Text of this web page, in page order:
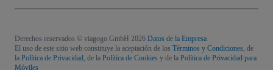
Derechos reservados © viagogo GmbH 2026 Datos de la Empresa
El uso de este sitio web constituye la aceptación de los Términos y Condiciones , de
la Política de Privacidad , de la Política de Cookies y de la Política de Privacidad para
Móviles